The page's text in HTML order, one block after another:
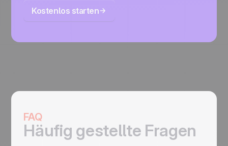
Kostenlos starten
FAQ
Häufig gestellte Fragen